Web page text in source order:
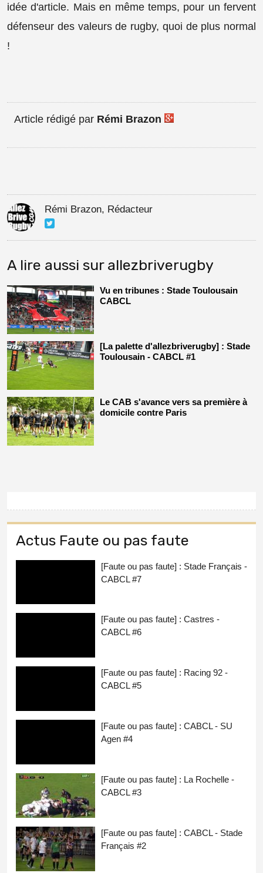
idée d'article. Mais en même temps, pour un fervent
défenseur des valeurs de rugby, quoi de plus normal
!
Article rédigé par Rémi Brazon
Rémi Brazon, Rédacteur
A lire aussi sur allezbriverugby
Vu en tribunes : Stade Toulousain
CABCL
[La palette d'allezbriverugby] : Stade
Toulousain - CABCL #1
Le CAB s'avance vers sa première à
domicile contre Paris
Actus Faute ou pas faute
[Faute ou pas faute] : Stade Français -
CABCL #7
[Faute ou pas faute] : Castres -
CABCL #6
[Faute ou pas faute] : Racing 92 -
CABCL #5
[Faute ou pas faute] : CABCL - SU
Agen #4
[Faute ou pas faute] : La Rochelle -
CABCL #3
[Faute ou pas faute] : CABCL - Stade
Français #2